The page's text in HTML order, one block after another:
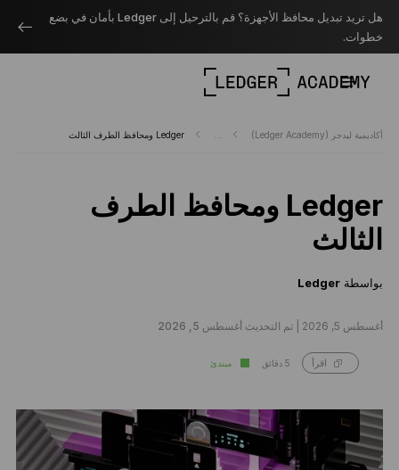
هل تريد تبديل محافظ الأجهزة؟ قم بالترحيل إلى Ledger بأمان في بضع
خطوات.
أكاديمية ليدجر (Ledger Academy) Ledger ومحافظ الطرف الثالث
Ledger ومحافظ الطرف
الثالث
بواسطة Ledger
أغسطس 5, 2026 | تم التحديث أغسطس 5, 2026
اقرأ 5 دقائق مبتدئ